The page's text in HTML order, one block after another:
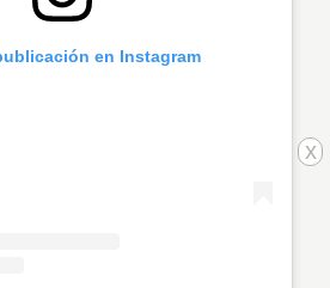
x
en Instagram